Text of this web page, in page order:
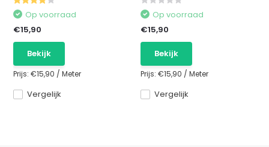
Vergelijk
Op voorraad
€15,90
Bekijk
Prijs:€15,90 /Meter
Vergelijk
Op voorraad
€15,90
Bekijk
Prijs: €15,90 / Meter